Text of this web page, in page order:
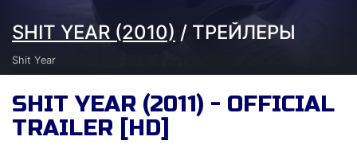
SHIT YEAR (2010) / ТРЕЙЛЕРЫ
Shit Year
SHIT YEAR (2011) - OFFICIAL
TRAILER [HD]